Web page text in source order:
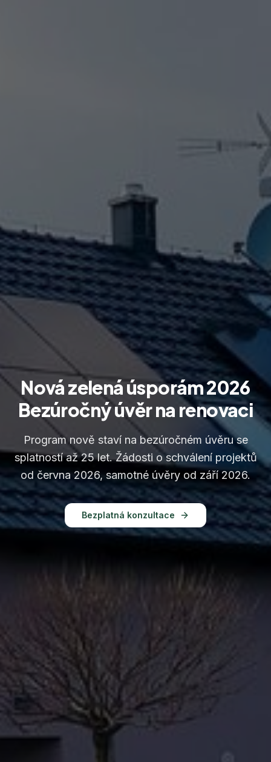
Nová zelená úsporám 2026
Bezúročný úvěr na renovaci
Program nově staví na bezúročném úvěru se
splatností až 25 let. Žádosti o schválení projektů
od června 2026, samotné úvěry od září 2026.
Bezplatná konzultace